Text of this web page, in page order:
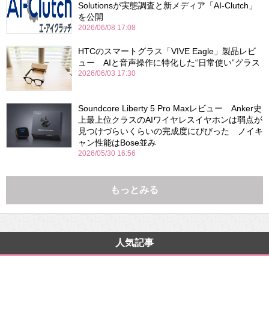
Solutionsが実態調査と新メディア「AI-Clutch」
を公開
2026/06/08 17:08
HTCのスマートグラス「VIVE Eagle」製品レビ
ュー AIと音声操作に特化した“日常使い”グラス
2026/06/03 17:30
Soundcore Liberty 5 Pro Maxレビュー Anker史
上最上位クラスのAIワイヤレスイヤホンは弱点が
見つけづらいくらいの完成度にびびった ノイキ
ャン性能はBose並み
2026/05/30 16:56
もっとみる
人気記事